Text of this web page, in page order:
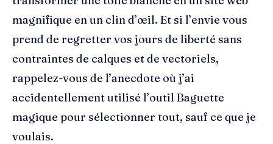
magnifique en un clin d’œil. Et si l’envie vous
prend de regretter vos jours de liberté sans
contraintes de calques et de vectoriels,
rappelez-vous de l’anecdote où j’ai
accidentellement utilisé l’outil Baguette
magique pour sélectionner tout, sauf ce que je
voulais.